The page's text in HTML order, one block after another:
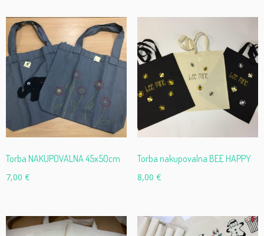
Torba NAKUPOVALNA 45x50cm
7,00 €
Torba nakupovalna BEE HAPPY
8,00 €